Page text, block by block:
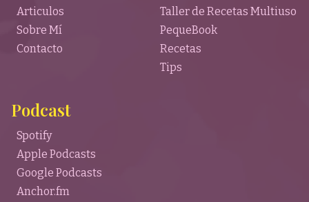
Articulos
Sobre Mí
Contacto
Taller de Recetas Multiuso
PequeBook
Recetas
Tips
Podcast
Spotify
Apple Podcasts
Google Podcasts
Anchor.fm